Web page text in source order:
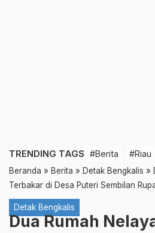
TRENDING TAGS #Berita #Riau
Beranda » Berita » Detak Bengkalis »
Terbakar di Desa Puteri Sembilan
Detak Bengkalis
Dua Rumah